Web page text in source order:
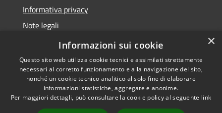
Informativa privacy
Note legali
Dichiarazione di accessibilità
Accessibilità
Copyright © 2026 • Comune di
Paganico Sabino • Powered by
×
Informazioni sui cookie
Questo sito web utilizza cookie tecnici e assimilati strettamente
necessari al corretto funzionamento e alla navigazione del sito,
nonché un cookie tecnico analitico al solo fine di elaborare
informazioni statistiche, aggregate e anonime.
Per maggiori dettagli, può consultare la cookie policy al seguente link